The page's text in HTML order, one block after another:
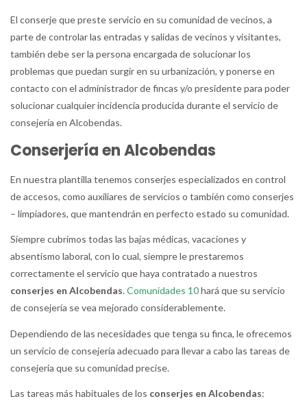
El conserje que preste servicio en su comunidad de vecinos, a
parte de controlar las entradas y salidas de vecinos y visitantes,
también debe ser la persona encargada de solucionar los
problemas que puedan surgir en su urbanización, y ponerse en
contacto con el administrador de fincas y/o presidente para poder
solucionar cualquier incidencia producida durante el servicio de
consejería en Alcobendas.
Conserjería en Alcobendas
En nuestra plantilla tenemos conserjes especializados en control
de accesos, como auxiliares de servicios o también como conserjes
– limpiadores, que mantendrán en perfecto estado su comunidad.
Siempre cubrimos todas las bajas médicas, vacaciones y
absentismo laboral, con lo cual, siempre le prestaremos
correctamente el servicio que haya contratado a nuestros
conserjes en Alcobendas.Comunidades 10hará que su servicio
de consejería se vea mejorado considerablemente.
Dependiendo de las necesidades que tenga su finca, le ofrecemos
un servicio de consejería adecuado para llevar a cabo las tareas de
consejería que su comunidad precise.
Las tareas más habituales de los conserjes en Alcobendas: